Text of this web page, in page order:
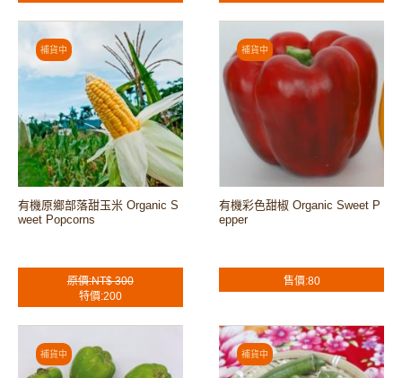
有機原鄉部落甜玉米 Organic S
weet Popcorns
原價:NT$ 300
特價:200
有機彩色甜椒 Organic Sweet P
epper
售價:80